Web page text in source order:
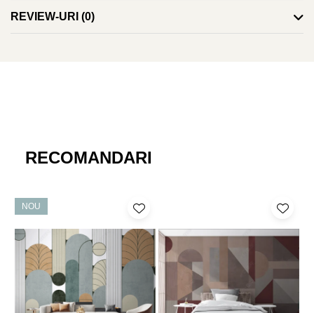
adeziv pastă la găleată, pentru tapet greu. Grosimea tapetului
REVIEW-URI (0)
RECOMANDARI
NOU